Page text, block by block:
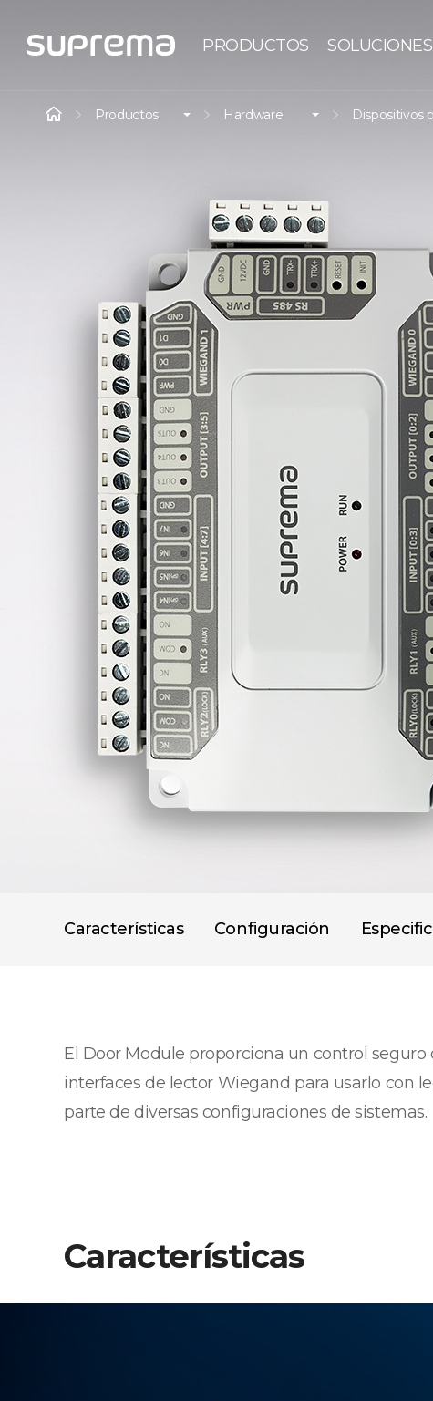
PRODUCTOS SOLUCIONES
Productos Hardware Dispositivos
Características Configuración
El Door Module proporciona un control
interfaces de lector Wiegand para usarlo con
parte de diversas configuraciones de sistemas.
Características